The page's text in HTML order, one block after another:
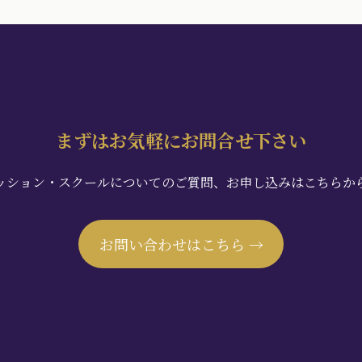
まずはお気軽にお問合せ下さい
ション・スクールについてのご質問、お申し込みはこちらか
お問い合わせはこちら →